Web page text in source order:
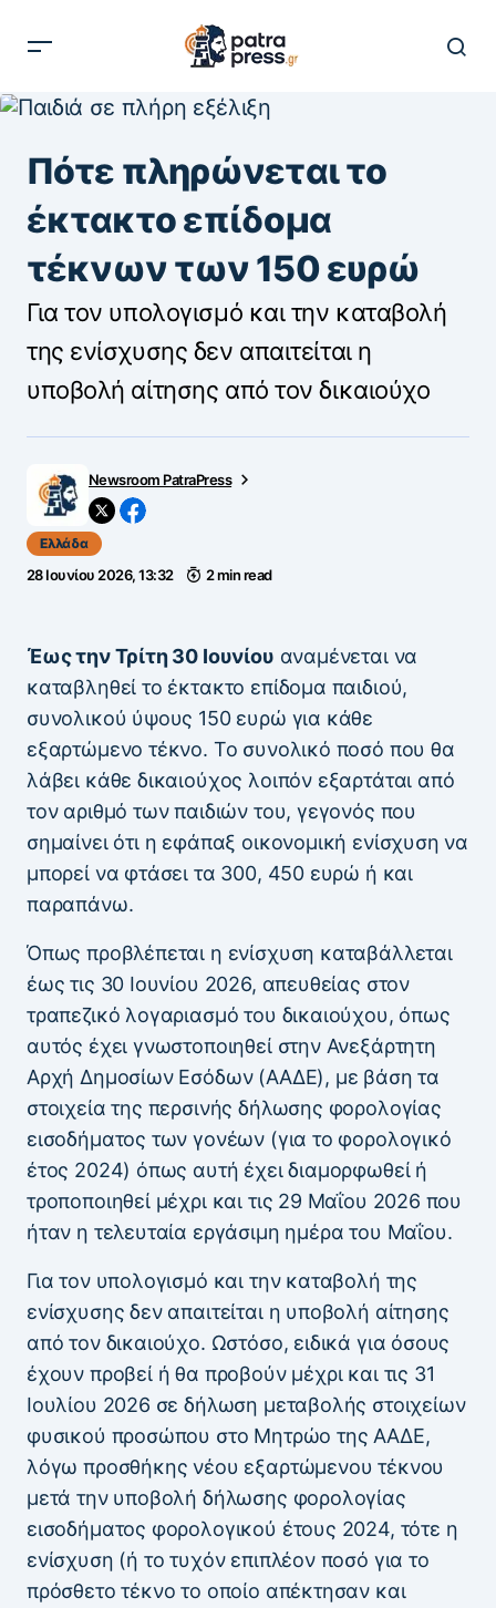
Πότε πληρώνεται το
έκτακτο επίδομα
τέκνων των 150 ευρώ
Για τον υπολογισμό και την καταβολή
της ενίσχυσης δεν απαιτείται η
υποβολή αίτησης από τον δικαιούχο
Newsroom PatraPress
Ελλάδα
28 Ιουνίου 2026, 13:32 2 min read
Έως την Τρίτη 30 Ιουνίου αναμένεται να
καταβληθεί το έκτακτο επίδομα παιδιού,
συνολικού ύψους 150 ευρώ για κάθε
εξαρτώμενο τέκνο. Το συνολικό ποσό που θα
λάβει κάθε δικαιούχος λοιπόν εξαρτάται από
τον αριθμό των παιδιών του, γεγονός που
σημαίνει ότι η εφάπαξ οικονομική ενίσχυση να
μπορεί να φτάσει τα 300, 450 ευρώ ή και
παραπάνω.
Όπως προβλέπεται η ενίσχυση καταβάλλεται
έως τις 30 Ιουνίου 2026, απευθείας στον
τραπεζικό λογαριασμό του δικαιούχου, όπως
αυτός έχει γνωστοποιηθεί στην Ανεξάρτητη
Αρχή Δημοσίων Εσόδων (ΑΑΔΕ), με βάση τα
στοιχεία της περσινής δήλωσης φορολογίας
εισοδήματος των γονέων (για το φορολογικό
έτος 2024) όπως αυτή έχει διαμορφωθεί ή
τροποποιηθεί μέχρι και τις 29 Μαΐου 2026 που
ήταν η τελευταία εργάσιμη ημέρα του Μαΐου.
Για τον υπολογισμό και την καταβολή της
ενίσχυσης δεν απαιτείται η υποβολή αίτησης
από τον δικαιούχο. Ωστόσο, ειδικά για όσους
έχουν προβεί ή θα προβούν μέχρι και τις 31
Ιουλίου 2026 σε δήλωση μεταβολής στοιχείων
φυσικού προσώπου στο Μητρώο της ΑΑΔΕ,
λόγω προσθήκης νέου εξαρτώμενου τέκνου
μετά την υποβολή δήλωσης φορολογίας
εισοδήματος φορολογικού έτους 2024, τότε η
ενίσχυση (ή το τυχόν επιπλέον ποσό για το
πρόσθετο τέκνο το οποίο απέκτησαν και